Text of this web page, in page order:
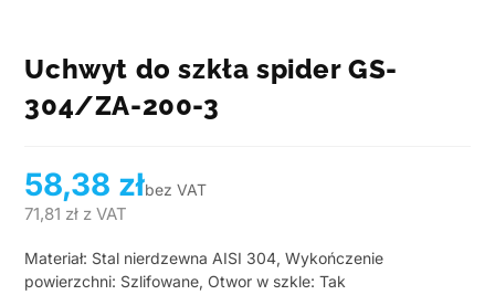
Uchwyt do szkła spider GS-
304/ZA-200-3
58,38 złbez VAT
71,81 zł z VAT
Materiał: Stal nierdzewna AISI 304, Wykończenie
powierzchni: Szlifowane, Otwor w szkle: Tak